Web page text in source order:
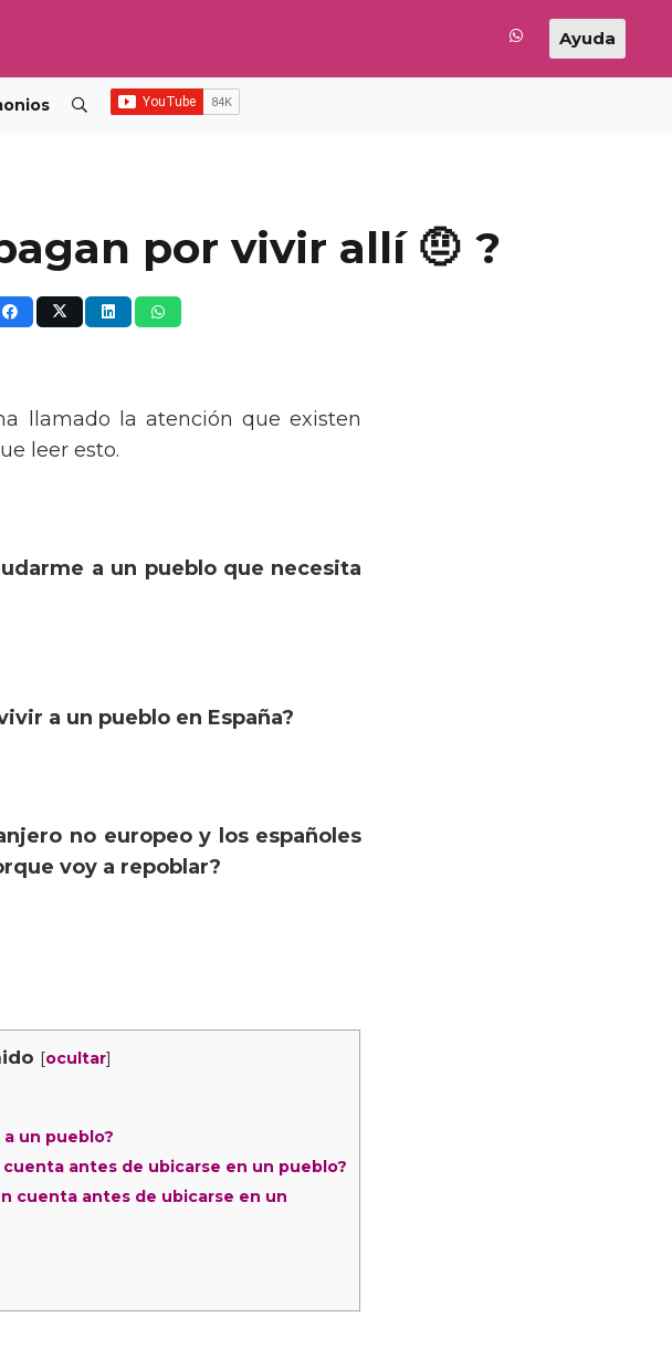
Ayuda
por vivir allí 🤨 ?
llamado la atención que existen
leer esto.
a un pueblo que necesita
a un pueblo en España?
no europeo y los españoles
voy a repoblar?
[ocultar]
un pueblo?
antes de ubicarse en un pueblo?
cuenta antes de ubicarse en un